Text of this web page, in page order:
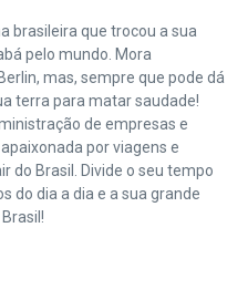
brasileira que trocou a sua
pelo mundo. Mora
mas, sempre que pode dá
terra para matar saudade!
de empresas e
por viagens e
do Brasil. Divide o seu tempo
do dia a dia e a sua grande